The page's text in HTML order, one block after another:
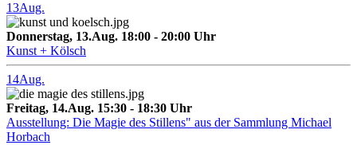
13Aug.
Donnerstag, 13.Aug. 18:00 - 20:00 Uhr
Kunst + Kölsch
14Aug.
Freitag, 14.Aug. 15:30 - 18:30 Uhr
Ausstellung: Die Magie des Stillens" aus der Sammlung Michael
Horbach